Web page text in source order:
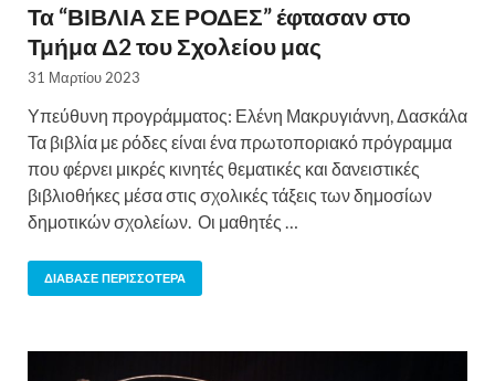
Τα “ΒΙΒΛΙΑ ΣΕ ΡΟΔΕΣ” έφτασαν στο
Τμήμα Δ2 του Σχολείου μας
31 Μαρτίου 2023
Υπεύθυνη προγράμματος: Ελένη Μακρυγιάννη, Δασκάλα
Τα βιβλία με ρόδες είναι ένα πρωτοποριακό πρόγραμμα
που φέρνει μικρές κινητές θεματικές και δανειστικές
βιβλιοθήκες μέσα στις σχολικές τάξεις των δημοσίων
δημοτικών σχολείων. Οι μαθητές …
ΔΙΆΒΑΣΕ ΠΕΡΙΣΣΌΤΕΡΑ